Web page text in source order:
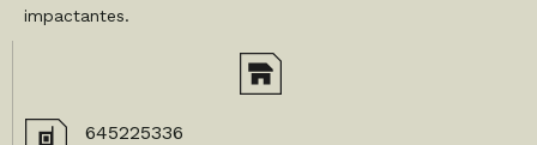
impactantes.
645225336